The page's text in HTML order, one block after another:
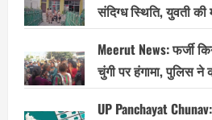
संदिग्ध स्थिति, युवती
Meerut News: फर्जी
चुंगी पर हंगामा, पुलिस ने
UP Panchayat